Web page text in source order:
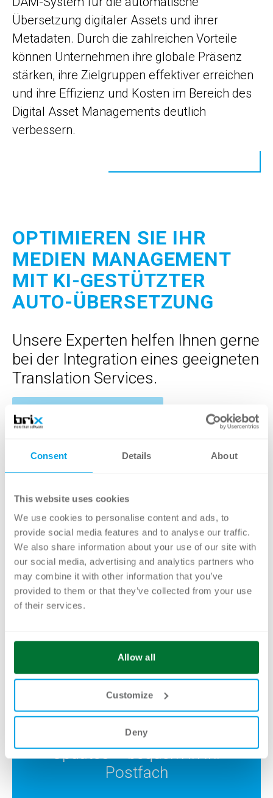
Consent Details About
This website uses cookies
We use cookies to personalise content and ads, to
provide social media features and to analyse our traffic.
We also share information about your use of our site with
our social media, advertising and analytics partners who
may combine it with other information that you’ve
provided to them or that they’ve collected from your use
of their services.
Allow all
Customize
Deny
Übersetzung digitaler Assets und ihrer
Metadaten. Durch die zahlreichen Vorteile
können Unternehmen ihre globale Präsenz
stärken, ihre Zielgruppen effektiver erreichen
und ihre Effizienz und Kosten im Bereich des
Digital Asset Managements deutlich
verbessern.
OPTIMIEREN SIE IHR
MEDIEN MANAGEMENT
MIT KI-GESTÜTZTER
AUTO-ÜBERSETZUNG
Unsere Experten helfen Ihnen gerne
bei der Integration eines geeigneten
Translation Services.
INSIGHTS FÜR
ENTSCHEIDER
Jeden Monat praxisnahe
Einblicke, neue Blogartikel,
exklusive Tipps,
Produktneuheiten und relevante
Updates – bequem in Ihr
Postfach